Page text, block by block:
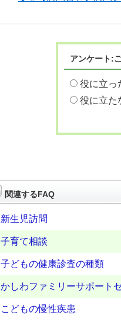
アンケート:
役に立っ
役に立た
関連するFAQ
新生児訪問
子育て相談
子どもの健康診査の種類
かしわファミリーサポート
こどもの慢性疾患